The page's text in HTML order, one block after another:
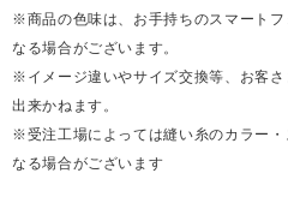
※商品の色味は、お手持ちのスマート
なる場合がございます。
※イメージ違いやサイズ交換等、お客
出来かねます。
※受注工場によっては縫い糸のカラー
なる場合がございます